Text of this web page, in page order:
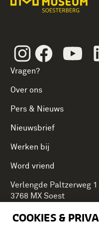
COOKIES &
InstagramFacebook
Vragen?
Over ons
Pers & Nieuws
Nieuwsbrief
Werken bij
Word vriend
Verlengde Paltzerweg 1
3768 MX Soest